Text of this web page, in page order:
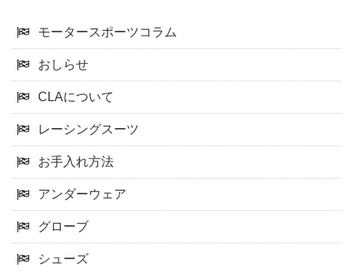
モータースポーツコラム
おしらせ
CLAについて
レーシングスーツ
お手入れ方法
アンダーウェア
グローブ
シューズ